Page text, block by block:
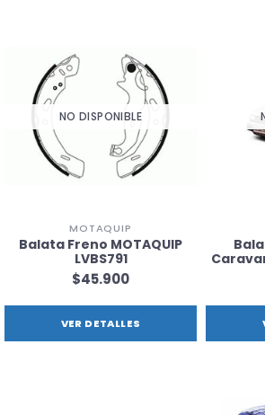
NO DISPONIBLE
MOTAQUIP
Balata Freno MOTAQUIP
LVBS791
$45.900
VER DETALLES